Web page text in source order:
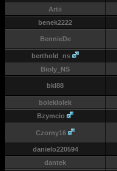
Artii
benek2222
BennieDe
berthold_ns
Bioły_NS
bkl88
boleklolek
Bzymcio
Czorny16
danielo220594
dantek